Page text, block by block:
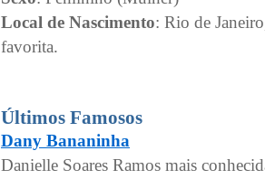
Local de Nascimento: Rio de
favorita.
Últimos Famosos
Dany Bananinha
Danielle Soares Ramos mais